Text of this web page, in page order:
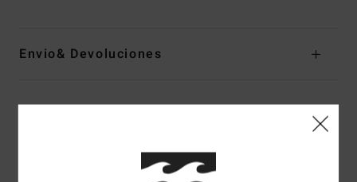
Envio& Devoluciones
Pontuação média